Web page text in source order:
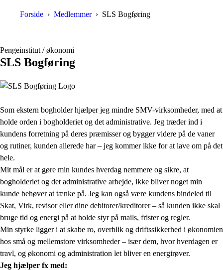
Forside Medlemmer SLS Bogføring
Pengeinstitut / økonomi
SLS Bogføring
Som ekstern bogholder hjælper jeg mindre SMV-virksomheder, med at
holde orden i bogholderiet og det administrative. Jeg træder ind i
kundens forretning på deres præmisser og bygger videre på de vaner
og rutiner, kunden allerede har – jeg kommer ikke for at lave om på det
hele.
Mit mål er at gøre min kundes hverdag nemmere og sikre, at
bogholderiet og det administrative arbejde, ikke bliver noget min
kunde behøver at tænke på. Jeg kan også være kundens bindeled til
Skat, Virk, revisor eller dine debitorer/kreditorer – så kunden ikke skal
bruge tid og energi på at holde styr på mails, frister og regler.
Min styrke ligger i at skabe ro, overblik og driftssikkerhed i økonomien
hos små og mellemstore virksomheder – især dem, hvor hverdagen er
travl, og økonomi og administration let bliver en energirøver.
Jeg hjælper fx med: